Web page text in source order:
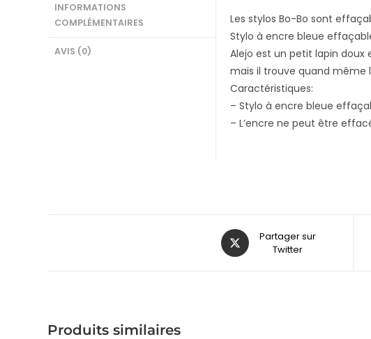
INFORMATIONS
COMPLÉMENTAIRES
AVIS (0)
Les stylos Bo-Bo sont
Stylo à encre bleue
Alejo est un petit lapin doux
mais il trouve quand même
Caractéristiques:
– Stylo à encre bleue
– L’encre ne peut être
Partager sur
Twitter
Produits similaires